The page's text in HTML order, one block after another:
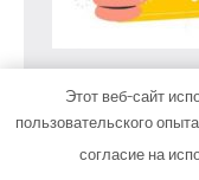
Тема WordPress:
Этот веб-сайт
пользовательского
согласие на